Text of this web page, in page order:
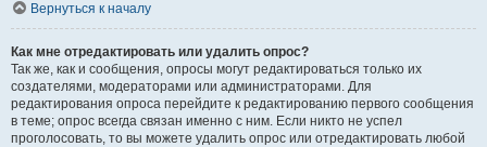
Вернуться к началу
Как мне отредактировать или удалить опрос?
Так же, как и сообщения, опросы могут редактироваться только их
создателями, модераторами или администраторами. Для
редактирования опроса перейдите к редактированию первого сообщения
в теме; опрос всегда связан именно с ним. Если никто не успел
проголосовать, то вы можете удалить опрос или отредактировать любой